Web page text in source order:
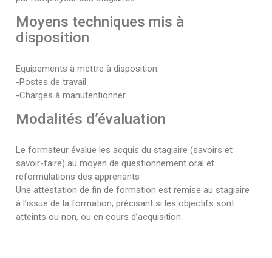
Moyens techniques mis à
disposition
Equipements à mettre à disposition:
-Postes de travail
-Charges à manutentionner.
Modalités d’évaluation
Le formateur évalue les acquis du stagiaire (savoirs et
savoir-faire) au moyen de questionnement oral et
reformulations des apprenants
Une attestation de fin de formation est remise au stagiaire
à l’issue de la formation, précisant si les objectifs sont
atteints ou non, ou en cours d’acquisition.